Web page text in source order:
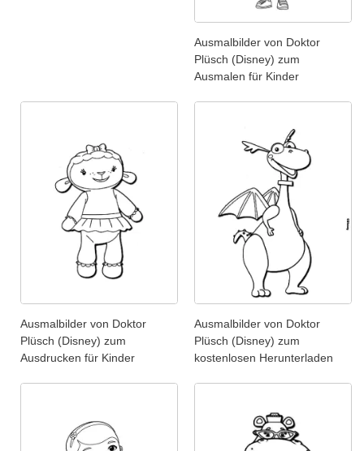
Ausmalbilder von Doktor
Plüsch (Disney) zum
Ausmalen für Kinder
Ausmalbilder von Doktor
Plüsch (Disney) zum
Ausdrucken für Kinder
Ausmalbilder von Doktor
Plüsch (Disney) zum
kostenlosen Herunterladen